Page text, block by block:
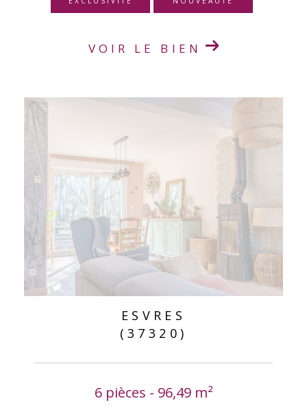
VOIR LE BIEN
ESVRES
(37320)
6 pièces - 96,49 m²